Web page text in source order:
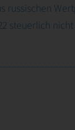
russischen
steuerlich